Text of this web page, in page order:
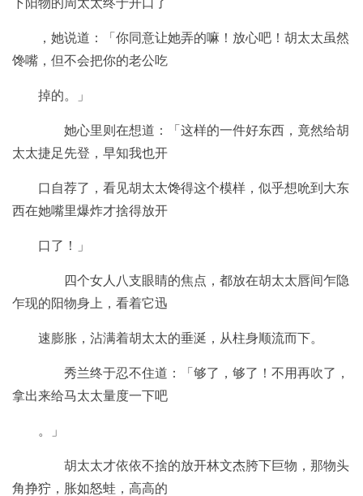
下阳物的周太太终于开口了
，她说道：「你同意让她弄的嘛！放心吧！胡太太虽然
馋嘴，但不会把你的老公吃
掉的。」
她心里则在想道：「这样的一件好东西，竟然给胡
太太捷足先登，早知我也开
口自荐了，看见胡太太馋得这个模样，似乎想吮到大东
西在她嘴里爆炸才捨得放开
口了！」
四个女人八支眼睛的焦点，都放在胡太太唇间乍隐
乍现的阳物身上，看着它迅
速膨胀，沾满着胡太太的垂涎，从柱身顺流而下。
秀兰终于忍不住道：「够了，够了！不用再吹了，
拿出来给马太太量度一下吧
。」
胡太太才依依不捨的放开林文杰胯下巨物，那物头
角挣狞，胀如怒蛙，高高的